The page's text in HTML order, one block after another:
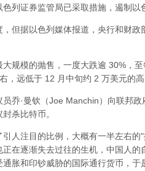
列证券监管局已采取措施，遏制以
但据以色列媒体报道，央行和财政
规模的抛售，一度大跌逾 30%，
，远低于 12 月中旬约 2 万美元的高
乔·曼钦（Joe Manchin）向联邦
杀比特币。
人注目的比例，大概有一半左右
在逐渐失去过往的生机，中国人
胀和印钞威胁的国际通行货币，